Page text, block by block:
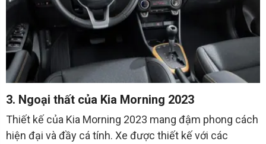
3. Ngoại thất của Kia Morning 2023
Thiết kế của Kia Morning 2023 mang đậm phong cách
hiện đại và đầy cá tính. Xe được thiết kế với các